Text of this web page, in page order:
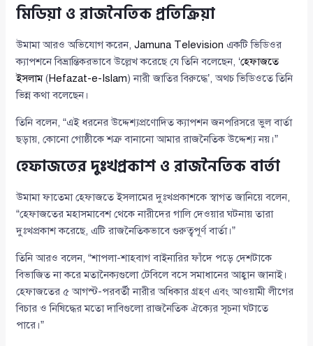
মিডিয়া ও রাজনৈতিক প্রতিক্রিয়া
উমামা আরও অভিযোগ করেন,Jamuna Television একটি ভিডিওর
ক্যাপশনে বিভ্রান্তিকরভাবে উল্লেখ করেছে যে তিনি বলেছেন, ‘হেফাজতে
ইসলাম(Hefazat-e-Islam) নারী জাতির বিরুদ্ধে’, অথচ ভিডিওতে তিনি
ভিন্ন কথা বলেছেন।
তিনি বলেন, “এই ধরনের উদ্দেশ্যপ্রণোদিত ক্যাপশন জনপরিসরে ভুল বার্তা
ছড়ায়, কোনো গোষ্ঠীকে শত্রু বানানো আমার রাজনৈতিক উদ্দেশ্য নয়।”
হেফাজতের দুঃখপ্রকাশ ও রাজনৈতিক বার্তা
উমামা ফাতেমা হেফাজতে ইসলামের দুঃখপ্রকাশকে স্বাগত জানিয়ে বলেন,
“হেফাজতের মহাসমাবেশ থেকে নারীদের গালি দেওয়ার ঘটনায় তারা
দুঃখপ্রকাশ করেছে, এটি রাজনৈতিকভাবে গুরুত্বপূর্ণ বার্তা।”
তিনি আরও বলেন, “শাপলা-শাহবাগ বাইনারির ফাঁদে পড়ে দেশটাকে
বিভাজিত না করে মতানৈক্যগুলো টেবিলে বসে সমাধানের আহ্বান জানাই।
হেফাজতের ৫ আগস্ট-পরবর্তী নারীর অধিকার গ্রহণ এবং আওয়ামী লীগের
বিচার ও নিষিদ্ধের মতো দাবিগুলো রাজনৈতিক ঐক্যের সূচনা ঘটাতে
পারে।”